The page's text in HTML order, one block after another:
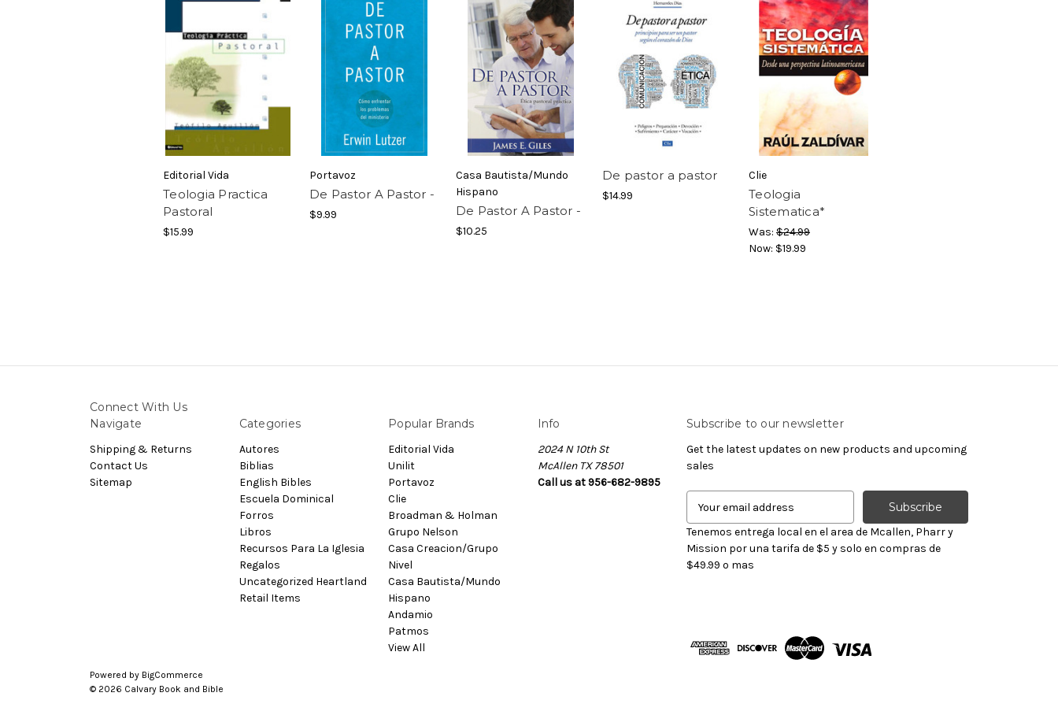
Editorial Vida
Teologia Practica
Pastoral
$15.99
Portavoz
De Pastor A Pastor -
$9.99
Casa Bautista/Mundo
Hispano
De Pastor A Pastor -
$10.25
De pastor a pastor
$14.99
Clie
Teologia
Sistematica*
Was: $24.99
Now: $19.99
Connect With Us
Navigate
Shipping & Returns
Contact Us
Sitemap
Categories
Autores
Biblias
English Bibles
Escuela Dominical
Forros
Libros
Recursos Para La Iglesia
Regalos
Uncategorized Heartland
Retail Items
Popular Brands
Editorial Vida
Unilit
Portavoz
Clie
Broadman & Holman
Grupo Nelson
Casa Creacion/Grupo
Nivel
Casa Bautista/Mundo
Hispano
Andamio
Patmos
View All
Info
2024 N 10th St
McAllen TX 78501
Call us at 956-682-9895
Subscribe to our newsletter
Get the latest updates on new products and upcoming
sales
a
i
l
e
Tenemos entrega local en el area de Mcallen, Pharr y
Mission por una tarifa de $5 y solo en compras de
$49.99 o mas
Powered by BigCommerce
© 2026 Calvary Book and Bible